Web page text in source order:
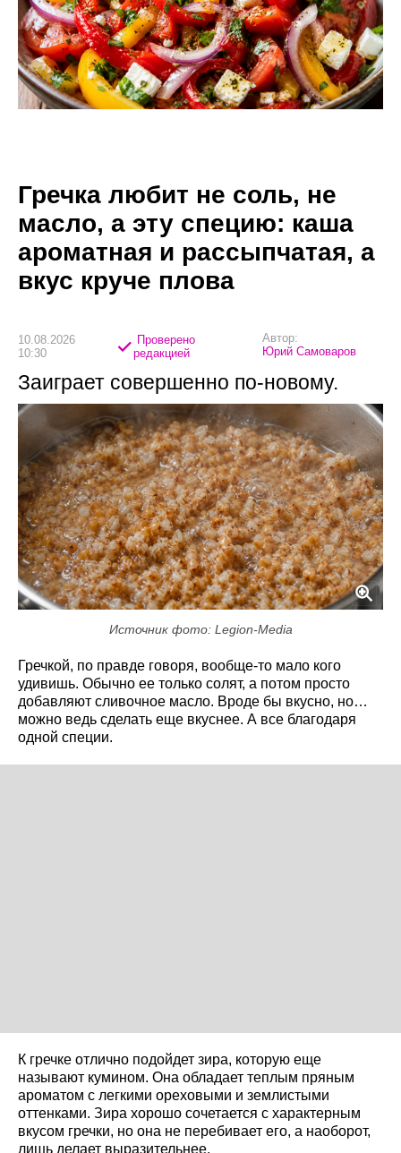
Гречка любит не соль, не
масло, а эту специю: каша
ароматная и рассыпчатая, а
вкус круче плова
10.08.2026
10:30
Проверено
редакцией
Автор:
Юрий Самоваров
Заиграет совершенно по-новому.
Источник фото: Legion-Media
Гречкой, по правде говоря, вообще-то мало кого
удивишь. Обычно ее только солят, а потом просто
добавляют сливочное масло. Вроде бы вкусно, но…
можно ведь сделать еще вкуснее. А все благодаря
одной специи.
К гречке отлично подойдет зира, которую еще
называют кумином. Она обладает теплым пряным
ароматом с легкими ореховыми и землистыми
оттенками. Зира хорошо сочетается с характерным
вкусом гречки, но она не перебивает его, а наоборот,
лишь делает выразительнее.